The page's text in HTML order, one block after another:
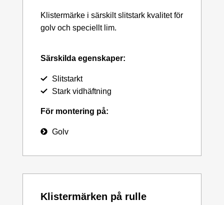
Klistermärke i särskilt slitstark kvalitet för
golv och speciellt lim.
Särskilda egenskaper:
Slitstarkt
Stark vidhäftning
För montering på:
Golv
Klistermärken på rulle